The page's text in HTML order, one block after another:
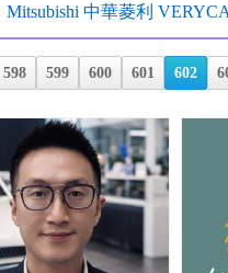
Mitsubishi 中華菱利
598 599 600 601 602